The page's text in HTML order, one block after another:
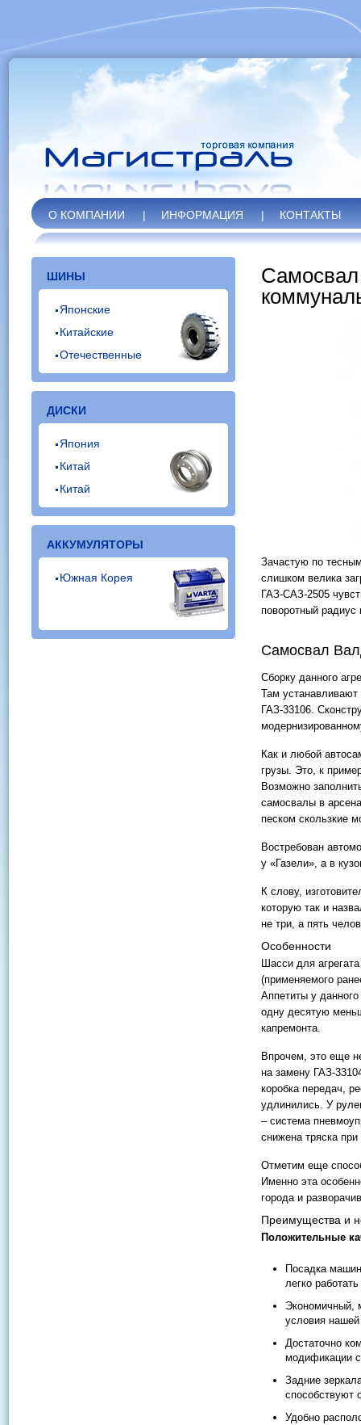
О КОМПАНИИ | ИНФОРМАЦИЯ | КОНТАКТЫ
ШИНЫ
Японские
Китайские
Отечественные
ДИСКИ
Япония
Китай
Китай
АККУМУЛЯТОРЫ
Южная Корея
Зачастую по
слишком велика
ГАЗ-САЗ-2505
поворотный радиус
Самосвал
Сборку данного
Там
ГАЗ-33106.
Как и любой
грузы. Это, к
Возможно
самосвалы в
песком скользкие
Востребован
у «Газели», а в
К слову,
которую так и
не три, а пять
Особенности
Шасси для
(применяемого
Аппетиты у
одну десятую
капремонта.
Впрочем, это еще
на замену ГАЗ-
коробка передач,
удлинились. У
– система
снижена тряска
Отметим еще
Именно эта
города и
Преимущества и
Положительные
Посадка
легко
Экономичный,
условия нашей
Достаточно
модификации
Задние
способствуют
Удобно